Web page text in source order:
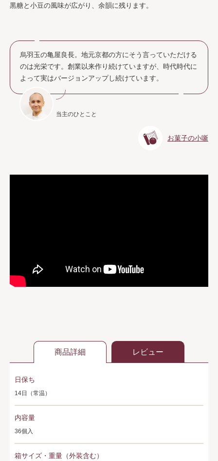
黒糖と小豆の風味が広がり、余韻に残ります。
烏羽玉の亀屋良長。地元京都の方にそう言っていただける
のは光栄です。創業以来作り続けていますが、時代時代に
よって実はバージョンアップし続けています。
当主のひとこと
お菓子の小噺
商品詳細 レビュー
日保ち
14日（常温）
内容量
36個入
箱サイズ・重量（外装含む）